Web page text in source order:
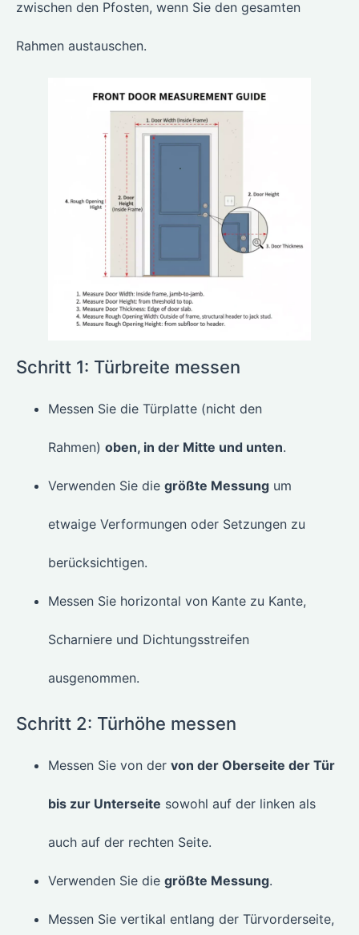
zwischen den Pfosten, wenn Sie den gesamten
Rahmen austauschen.
Schritt 1: Türbreite messen
Messen Sie die Türplatte (nicht den
Rahmen) oben, in der Mitte und unten.
Verwenden Sie die größte Messung um
etwaige Verformungen oder Setzungen zu
berücksichtigen.
Messen Sie horizontal von Kante zu Kante,
Scharniere und Dichtungsstreifen
ausgenommen.
Schritt 2: Türhöhe messen
Messen Sie von der von der Oberseite der Tür
bis zur Unterseite sowohl auf der linken als
auch auf der rechten Seite.
Verwenden Sie die größte Messung.
Messen Sie vertikal entlang der Türvorderseite,